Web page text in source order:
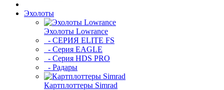
Эхолоты
Эхолоты Lowrance
- СЕРИЯ ELITE FS
- Серия EAGLE
- Серия HDS PRO
- Радары
Картплоттеры Simrad